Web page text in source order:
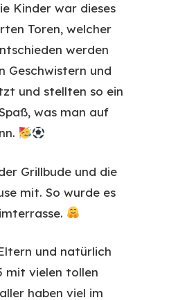
Kinder war dieses
Toren, welcher
werden
Geschwistern und
und stellten so ein
was man auf
Grillbude und die
mit. So wurde es
und natürlich
mit vielen tollen
haben viel im